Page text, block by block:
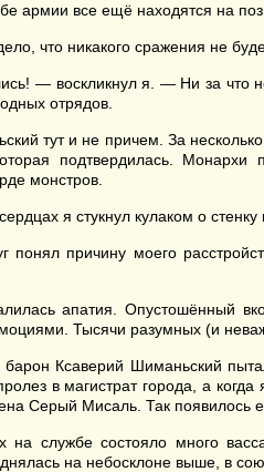
армии все ещё находятся на
что никакого сражения не
— воскликнул я. — Ни за что
отрядов.
тут и не причем. За
подтвердилась.
монстров.
я стукнул кулаком о
причину моего
апатия. Опустошённый
Тысячи разумных (и
Ксаверий Шиманьский
в магистрат города, а
Серый Мисаль. Так появилось
на службе состояло много
на небосклоне выше, в